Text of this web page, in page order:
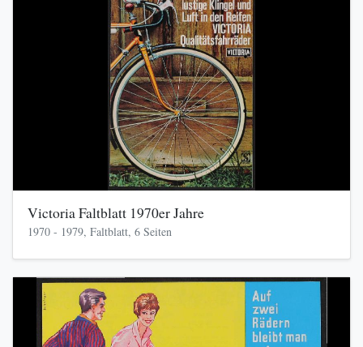
Victoria Faltblatt 1970er Jahre
1970 - 1979, Faltblatt, 6 Seiten